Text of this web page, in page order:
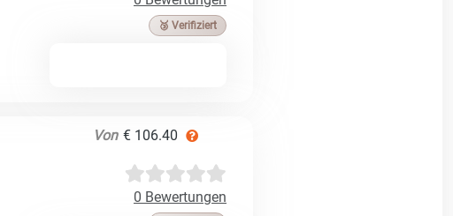
🥉 Verifiziert
Von € 106.40
0 Bewertungen